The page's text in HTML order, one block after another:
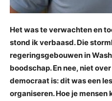
Het was te verwachten en
stond ik verbaasd. Die
regeringsgebouwen in
boodschap. En nee, niet
democraat is: dit was een
organiseren. Hoe je